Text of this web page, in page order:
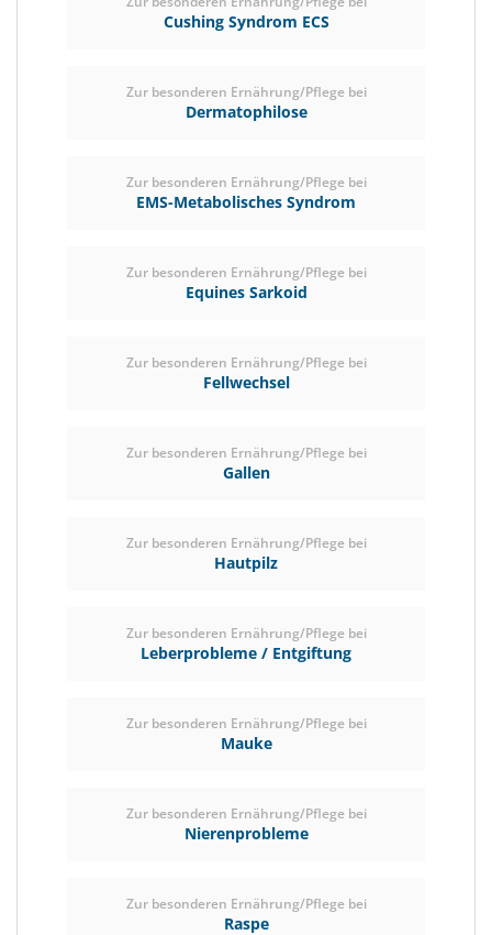
Cushing Syndrom ECS
Zur besonderen Ernährung/Pflege bei
Dermatophilose
Zur besonderen Ernährung/Pflege bei
EMS-Metabolisches Syndrom
Zur besonderen Ernährung/Pflege bei
Equines Sarkoid
Zur besonderen Ernährung/Pflege bei
Fellwechsel
Zur besonderen Ernährung/Pflege bei
Gallen
Zur besonderen Ernährung/Pflege bei
Hautpilz
Zur besonderen Ernährung/Pflege bei
Leberprobleme / Entgiftung
Zur besonderen Ernährung/Pflege bei
Mauke
Zur besonderen Ernährung/Pflege bei
Nierenprobleme
Zur besonderen Ernährung/Pflege bei
Raspe